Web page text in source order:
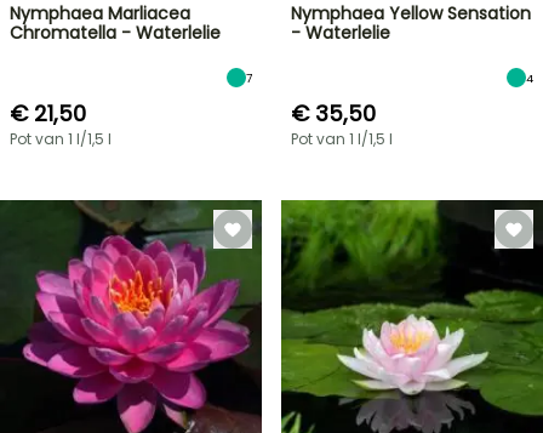
Nymphaea Marliacea
Chromatella - Waterlelie
7
€ 21,50
Pot van 1 l/1,5 l
Nymphaea Yellow Sensation
- Waterlelie
4
€ 35,50
Pot van 1 l/1,5 l